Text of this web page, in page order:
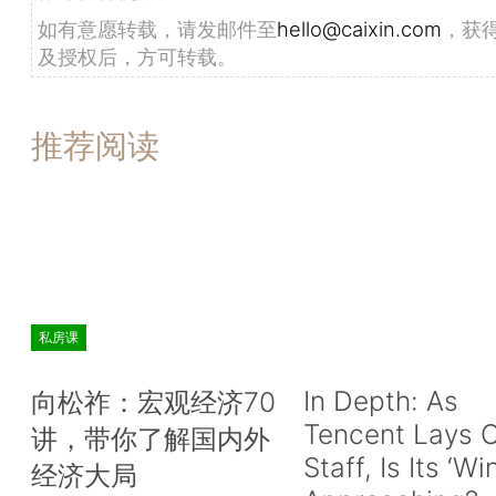
如有意愿转载，请发邮件至hello@caixin.com ，获
及授权后，方可转载。
推荐阅读
私房课
向松祚：宏观经济70
讲，带你了解国内外
经济大局
In Depth: As
Tencent Lays
Staff, Is Its